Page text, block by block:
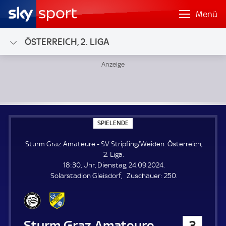
Menü
ÖSTERREICH, 2. LIGA
SPIELENDE
P
E
N
D
E
Sturm Graz Amateure - SV Stripfing/Weiden. Österreich,
2. Liga.
18:30, Uhr, Dienstag, 24.09.2024.
Solarstadion Gleisdorf
Zuschauer: Z
250.